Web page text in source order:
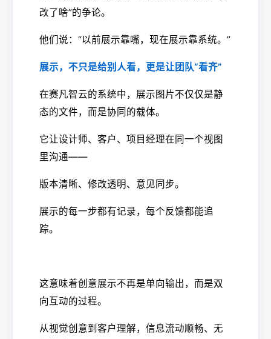
改了啥”的争论。
他们说：“以前展示靠嘴，现在展示靠系统。”
展示，不只是给别人看，更是让团队“看齐”
在赛凡智云的系统中，展示图片不仅仅是静
态的文件，而是协同的载体。
它让设计师、客户、项目经理在同一个视图
里沟通——
版本清晰、修改透明、意见同步。
展示的每一步都有记录，每个反馈都能追
踪。
这意味着创意展示不再是单向输出，而是双
向互动的过程。
从视觉创意到客户理解，信息流动顺畅、无